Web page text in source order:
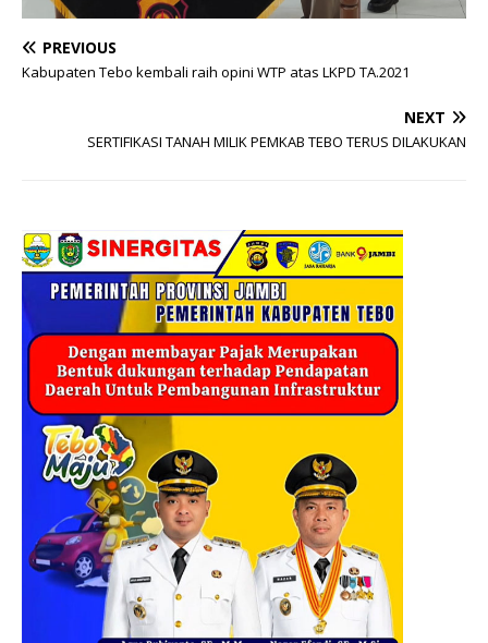
PREVIOUS
Kabupaten Tebo kembali raih opini WTP atas LKPD TA.2021
NEXT
SERTIFIKASI TANAH MILIK PEMKAB TEBO TERUS DILAKUKAN